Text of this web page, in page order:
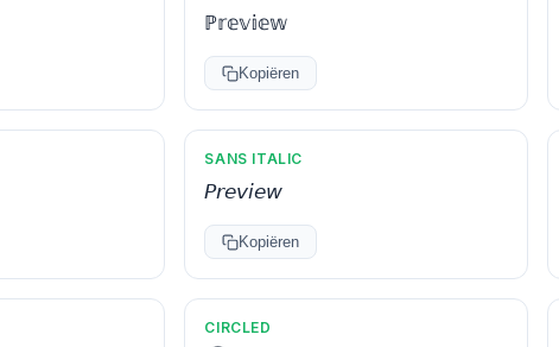
ℙ𝕣𝕖𝕧𝕚𝕖𝕨
Kopiëren
SANS ITALIC
𝘗𝘳𝘦𝘷𝘪𝘦𝘸
Kopiëren
CIRCLED